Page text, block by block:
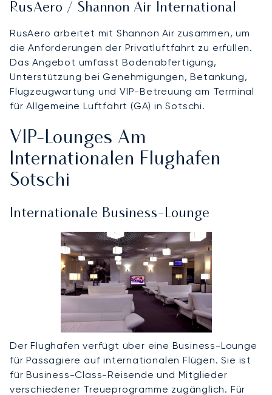
RusAero / Shannon Air International
RusAero arbeitet mit Shannon Air zusammen, um
die Anforderungen der Privatluftfahrt zu erfüllen.
Das Angebot umfasst Bodenabfertigung,
Unterstützung bei Genehmigungen, Betankung,
Flugzeugwartung und VIP-Betreuung am Terminal
für Allgemeine Luftfahrt (GA) in Sotschi.
VIP-Lounges Am
Internationalen Flughafen
Sotschi
Internationale Business-Lounge
Der Flughafen verfügt über eine Business-Lounge
für Passagiere auf internationalen Flügen. Sie ist
für Business-Class-Reisende und Mitglieder
verschiedener Treueprogramme zugänglich. Für